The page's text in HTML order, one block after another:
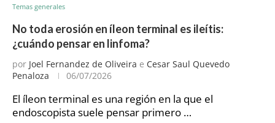
Temas generales
No toda erosión en íleon terminal es ileítis:
¿cuándo pensar en linfoma?
por Joel Fernandez de Oliveira e Cesar Saul Quevedo
Penaloza
06/07/2026
El íleon terminal es una región en la que el
endoscopista suele pensar primero …